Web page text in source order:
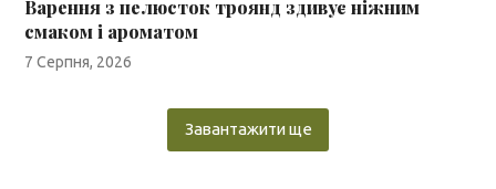
Варення з пелюсток троянд здивує ніжним
смаком і ароматом
7 Серпня, 2026
Завантажити ще